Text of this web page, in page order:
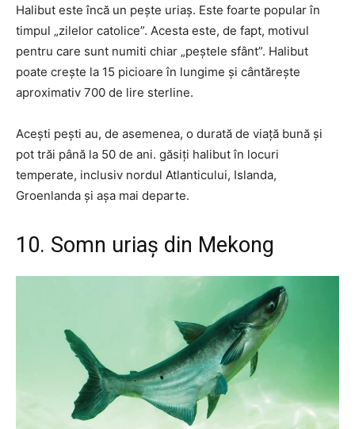
Halibut este încă un pește uriaș. Este foarte popular în
timpul „zilelor catolice”. Acesta este, de fapt, motivul
pentru care sunt numiti chiar „peștele sfânt”. Halibut
poate crește la 15 picioare în lungime și cântărește
aproximativ 700 de lire sterline.
Acești pești au, de asemenea, o durată de viață bună și
pot trăi până la 50 de ani. găsiți halibut în locuri
temperate, inclusiv nordul Atlanticului, Islanda,
Groenlanda și așa mai departe.
10. Somn uriaș din Mekong